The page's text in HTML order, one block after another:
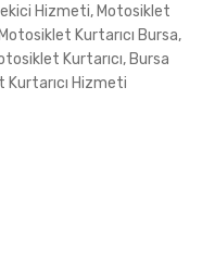
Hizmeti, Motosiklet
Kurtarıcı Bursa,
Kurtarıcı, Bursa
Kurtarıcı Hizmeti